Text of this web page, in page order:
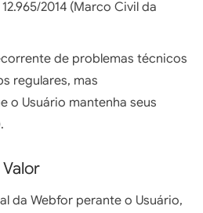
2014 (Marco Civil da
de problemas técnicos
regulares, mas
o Usuário mantenha seus
da Webfor perante o Usuário,